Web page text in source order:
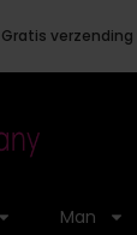
Gratis
Man